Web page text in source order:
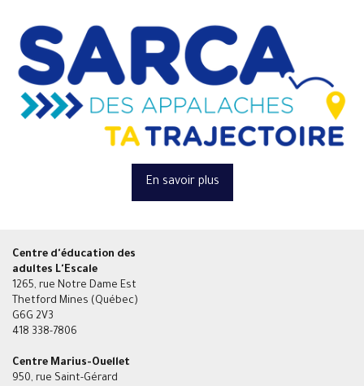
En savoir plus
Centre d'éducation des
adultes L'Escale
1265, rue Notre Dame Est
Thetford Mines (Québec)
G6G 2V3
418 338-7806
Centre Marius-Ouellet
950, rue Saint-Gérard